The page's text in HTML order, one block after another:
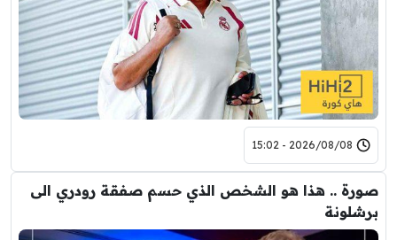
2026/08/08 - 15:02
صورة .. هذا هو الشخص الذي حسم صفقة رودري الى
برشلونة